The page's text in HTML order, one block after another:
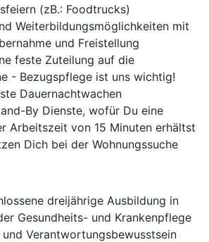
(zB.: Foodtrucks)
Weiterbildungsmöglichkeiten mit
und Freistellung
feste Zuteilung auf die
- Bezugspflege ist uns wichtig!
Dauernachtwachen
By Dienste, wofür Du eine
Arbeitszeit von 15 Minuten erhältst
Dich bei der Wohnungssuche
dreijährige Ausbildung in
Gesundheits- und Krankenpflege
und Verantwortungsbewusstsein